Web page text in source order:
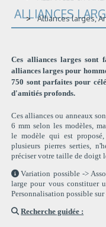
Alliances larges,
ALLIANCES
Ces alliances larges sont
alliances largespour
750 sont parfaites pour
d'amitiés profonds.
Ces alliances ou anneaux
6 mm selon les modèles,
le modèle qui est
plusieurs pierres serties,
préciser votre taille de doigt
Variation possible ->
large pour vous constituer
Personnalisation possible sur
Recherche guidée :